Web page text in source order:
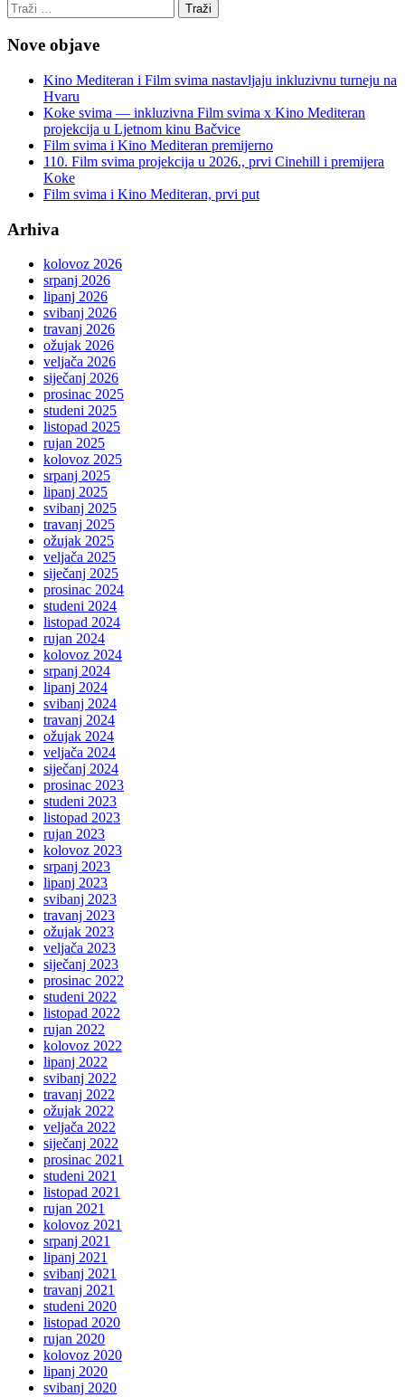
Nove objave
Kino Mediteran i Film svima nastavljaju inkluzivnu turneju na
Hvaru
Koke svima — inkluzivna Film svima x Kino Mediteran
projekcija u Ljetnom kinu Bačvice
Film svima i Kino Mediteran premijerno
110. Film svima projekcija u 2026., prvi Cinehill i premijera
Koke
Film svima i Kino Mediteran, prvi put
Arhiva
kolovoz 2026
srpanj 2026
lipanj 2026
svibanj 2026
travanj 2026
ožujak 2026
veljača 2026
siječanj 2026
prosinac 2025
studeni 2025
listopad 2025
rujan 2025
kolovoz 2025
srpanj 2025
lipanj 2025
svibanj 2025
travanj 2025
ožujak 2025
veljača 2025
siječanj 2025
prosinac 2024
studeni 2024
listopad 2024
rujan 2024
kolovoz 2024
srpanj 2024
lipanj 2024
svibanj 2024
travanj 2024
ožujak 2024
veljača 2024
siječanj 2024
prosinac 2023
studeni 2023
listopad 2023
rujan 2023
kolovoz 2023
srpanj 2023
lipanj 2023
svibanj 2023
travanj 2023
ožujak 2023
veljača 2023
siječanj 2023
prosinac 2022
studeni 2022
listopad 2022
rujan 2022
kolovoz 2022
lipanj 2022
svibanj 2022
travanj 2022
ožujak 2022
veljača 2022
siječanj 2022
prosinac 2021
studeni 2021
listopad 2021
rujan 2021
kolovoz 2021
srpanj 2021
lipanj 2021
svibanj 2021
travanj 2021
studeni 2020
listopad 2020
rujan 2020
kolovoz 2020
lipanj 2020
svibanj 2020